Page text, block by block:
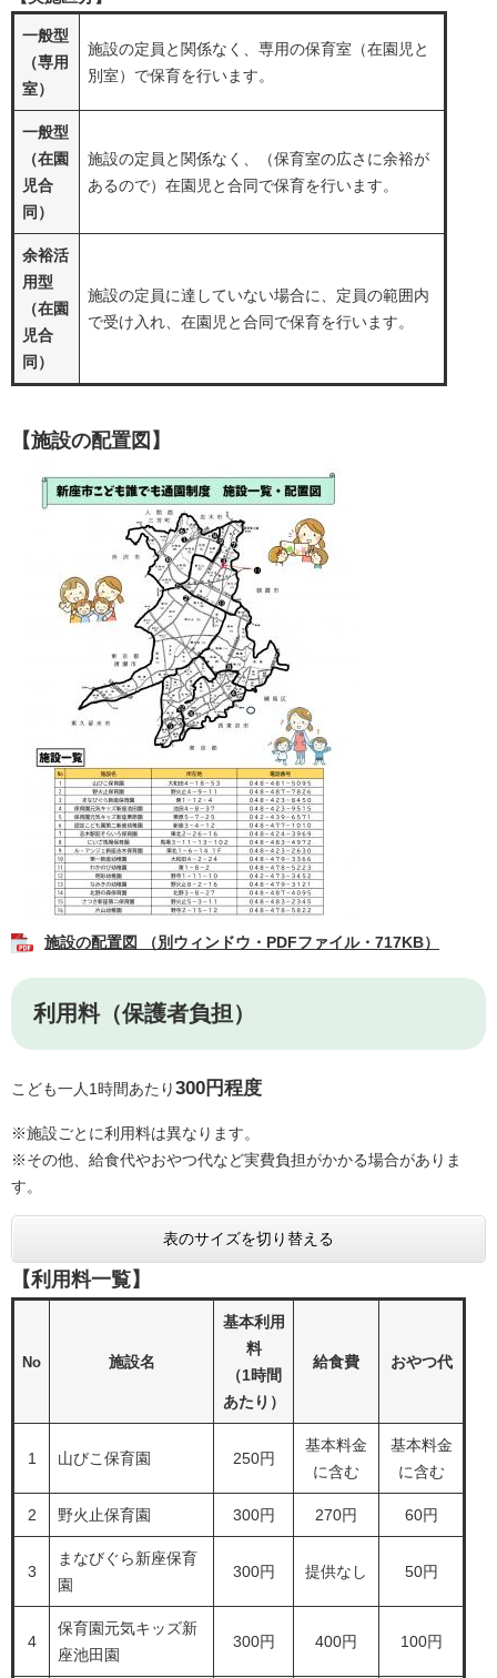
一般型
（専用
室）
施設の定員と関係なく、専用の保育室（在園児と
別室）で保育を行います。
一般型
（在園
児合
同）
施設の定員と関係なく、（保育室の広さに余裕が
あるので）在園児と合同で保育を行います。
余裕活
用型
（在園
児合
同）
施設の定員に達していない場合に、定員の範囲内
で受け入れ、在園児と合同で保育を行います。
【施設の配置図】
施設の配置図 （別ウィンドウ・PDFファイル・717KB）
利用料（保護者負担）
こども一人1時間あたり300円程度
※施設ごとに利用料は異なります。
※その他、給食代やおやつ代など実費負担がかかる場合がありま
す。
表のサイズを切り替える
【利用料一覧】
No 施設名
基本利用
料
（1時間
あたり）
給食費 おやつ代
1 山びこ保育園 250円
基本料金
に含む
基本料金
に含む
2 野火止保育園 300円 270円 60円
3
まなびぐら新座保育
園
300円 提供なし 50円
4
保育園元気キッズ新
座池田園
300円 400円 100円